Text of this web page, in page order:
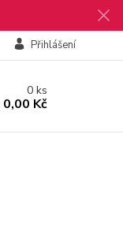
Přihlášení
0ks
0,00 Kč